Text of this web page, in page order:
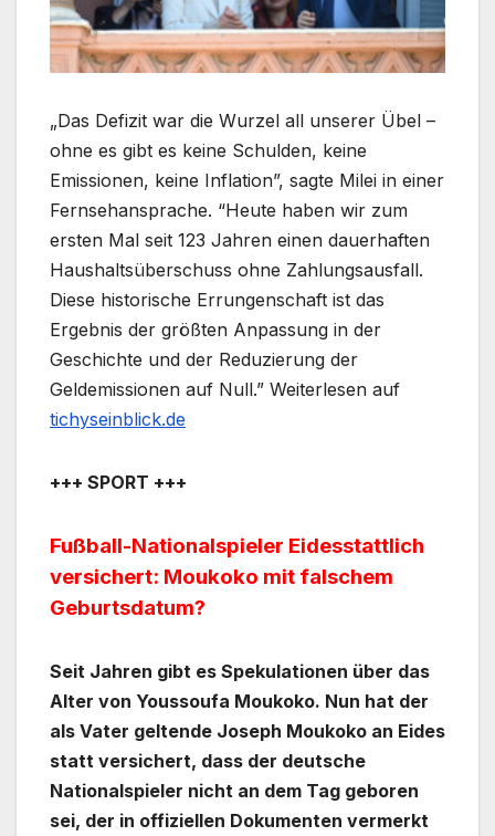
„Das Defizit war die Wurzel all unserer Übel –
ohne es gibt es keine Schulden, keine
Emissionen, keine Inflation”, sagte Milei in einer
Fernsehansprache. “Heute haben wir zum
ersten Mal seit 123 Jahren einen dauerhaften
Haushaltsüberschuss ohne Zahlungsausfall.
Diese historische Errungenschaft ist das
Ergebnis der größten Anpassung in der
Geschichte und der Reduzierung der
Geldemissionen auf Null.” Weiterlesen auf
tichyseinblick.de
+++ SPORT +++
Fußball-Nationalspieler Eidesstattlich
versichert: Moukoko mit falschem
Geburtsdatum?
Seit Jahren gibt es Spekulationen über das
Alter von Youssoufa Moukoko. Nun hat der
als Vater geltende Joseph Moukoko an Eides
statt versichert, dass der deutsche
Nationalspieler nicht an dem Tag geboren
sei, der in offiziellen Dokumenten vermerkt